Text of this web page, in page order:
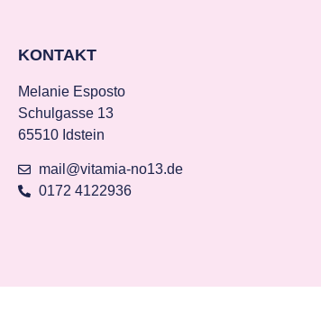
KONTAKT
Melanie Esposto
Schulgasse 13
65510 Idstein
mail@vitamia-no13.de
0172 4122936